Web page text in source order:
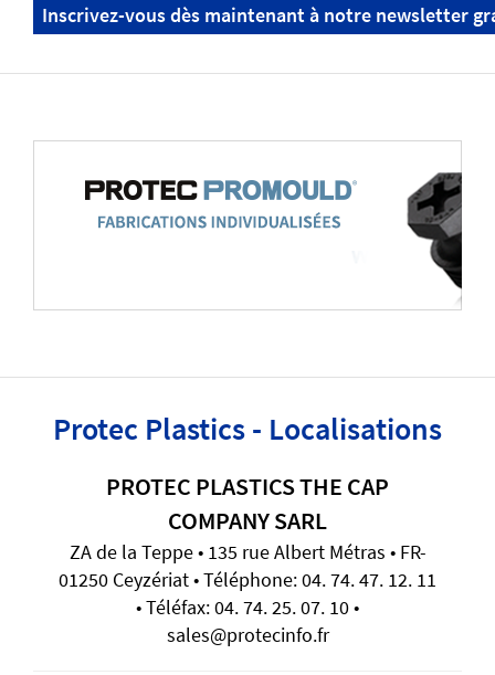
Inscrivez-vous dès maintenant à notre newsletter
Protec Plastics - Localisations
PROTEC PLASTICS THE CAP
COMPANY SARL
ZA de la Teppe • 135 rue Albert Métras • FR-
01250 Ceyzériat • Téléphone: 04. 74. 47. 12. 11
• Téléfax: 04. 74. 25. 07. 10 •
sales@protecinfo.fr